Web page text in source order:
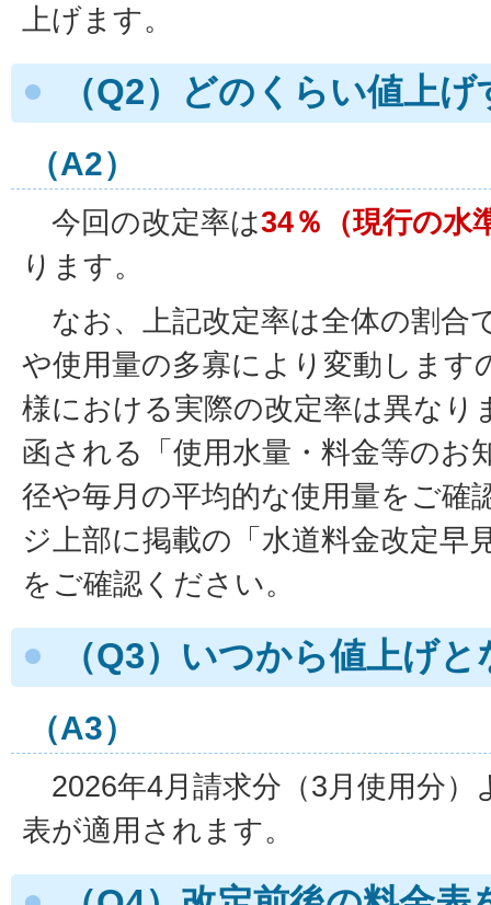
上げます。
（Q2）どのくらい値上
（A2）
今回の改定率は34％（現行の水
ります。
なお、上記改定率は全体の割合
や使用量の多寡により変動します
様における実際の改定率は異なり
函される「使用水量・料金等のお
径や毎月の平均的な使用量をご確
ジ上部に掲載の「水道料金改定早
をご確認ください。
（Q3）いつから値上げ
（A3）
2026年4月請求分（3月使用分）
表が適用されます。